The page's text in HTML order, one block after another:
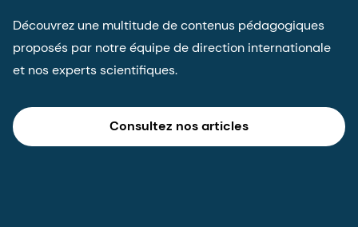
Découvrez une multitude de contenus pédagogiques
proposés par notre équipe de direction internationale
et nos experts scientifiques.
Consultez nos articles